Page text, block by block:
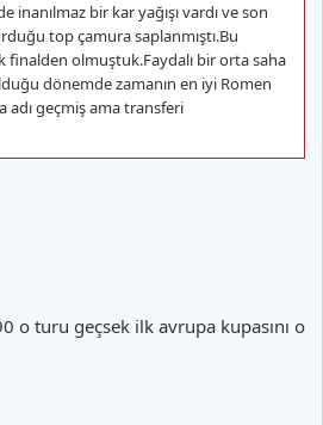
inanılmaz bir kar yağışı vardı ve son
top çamura saplanmıştı.Bu
finalden olmuştuk.Faydalı bir orta saha
dönemde zamanın en iyi Romen
geçmiş ama transferi
o turu geçsek ilk avrupa kupasını o